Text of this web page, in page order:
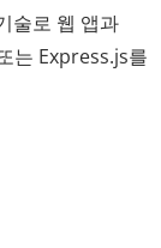
술로 웹 앱과
는 Express.js를